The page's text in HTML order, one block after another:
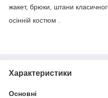
жакет, брюки, штани
осінній костюм .
Характеристики
Основні